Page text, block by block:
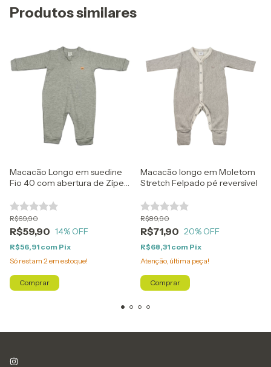
Produtos similares
Macacão Longo em suedine
Fio 40 com abertura de Zíper
R$59,90
R$69,90
14% OFF
R$56,91 com Pix
Só restam 2em estoque!
Comprar
Macacão longo em Moletom
Stretch Felpado pé reversível
R$71,90
R$89,90
20% OFF
R$68,31 com Pix
Atenção, última peça!
Comprar